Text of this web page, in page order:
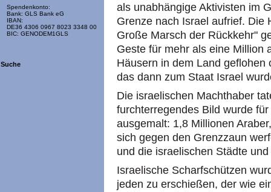
Spendenkonto:
Bank: GLS Bank eG
IBAN:
DE36 4306 0967 8023 3348 00
BIC: GENODEM1GLS
Suche
als unabhängige Aktivisten im
Grenze nach Israel aufrief. Die
Große Marsch der Rückkehr"
Geste für mehr als eine Million
Häusern in dem Land
das dann zum Staat Israel
Die israelischen Machthaber
furchterregendes Bild wurde
ausgemalt: 1,8 Millionen
sich gegen den Grenzzaun
und die israelischen Städte
Israelische Scharfschützen
jeden zu erschießen, der wie